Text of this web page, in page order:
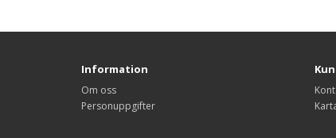
Information
Om oss
Personuppgifter